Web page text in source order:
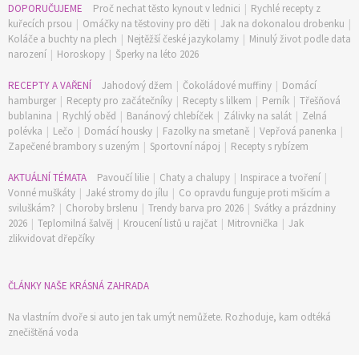
DOPORUČUJEME Proč nechat těsto kynout v lednici | Rychlé recepty z
kuřecích prsou | Omáčky na těstoviny pro děti | Jak na dokonalou drobenku |
Koláče a buchty na plech | Nejtěžší české jazykolamy | Minulý život podle data
narození | Horoskopy | Šperky na léto 2026
RECEPTY A VAŘENÍ Jahodový džem | Čokoládové muffiny | Domácí
hamburger | Recepty pro začátečníky | Recepty s lilkem | Perník | Třešňová
bublanina | Rychlý oběd | Banánový chlebíček | Zálivky na salát | Zelná
polévka | Lečo | Domácí housky | Fazolky na smetaně | Vepřová panenka |
Zapečené brambory s uzeným | Sportovní nápoj | Recepty s rybízem
AKTUÁLNÍ TÉMATA Pavoučí lilie | Chaty a chalupy | Inspirace a tvoření |
Vonné muškáty | Jaké stromy do jílu | Co opravdu funguje proti mšicím a
sviluškám? | Choroby brslenu | Trendy barva pro 2026 | Svátky a prázdniny
2026 | Teplomilná šalvěj | Kroucení listů u rajčat | Mitrovnička | Jak
zlikvidovat dřepčíky
ČLÁNKY NAŠE KRÁSNÁ ZAHRADA
Na vlastním dvoře si auto jen tak umýt nemůžete. Rozhoduje, kam odtéká
znečištěná voda